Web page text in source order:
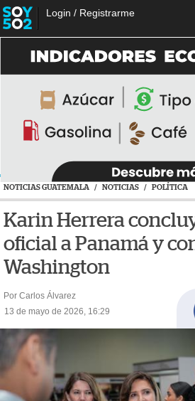
Login / Registrarme
NOTICIAS GUATEMALA / NOTICIAS / POLÍTICA
Karin Herrera
oficial a Panamá y
Washington
Por Carlos Álvarez
13 de mayo de 2026, 16:29